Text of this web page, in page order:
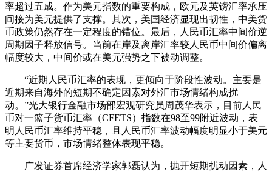
率超过五成。作为美元指数的重要构成，欧元及英镑汇率承压
间接为美元提供了支撑。其次，美国经济显现出韧性，中美货
币政策仍然存在一定程度的错位。最后，人民币汇率中间价逆
周期因子释放信号。当前在岸及离岸汇率较人民币中间价偏离
幅度较大，中间价或在美元强势之下被动调整。
“近期人民币汇率的表现，更倾向于阶段性波动。主要是
近期来自海外的短期不确定因素对外汇市场情绪构成扰
动。”光大银行金融市场部宏观研究员周茂华表示，目前人民
币对一篮子货币汇率（CFETS）指数在98至99附近波动，表
明人民币汇率维持平稳，且人民币汇率波动幅度明显小于美元
等主要货币，市场情绪整体表现平稳。
广发证券首席经济学家郭磊认为，抛开短期扰动因素，人